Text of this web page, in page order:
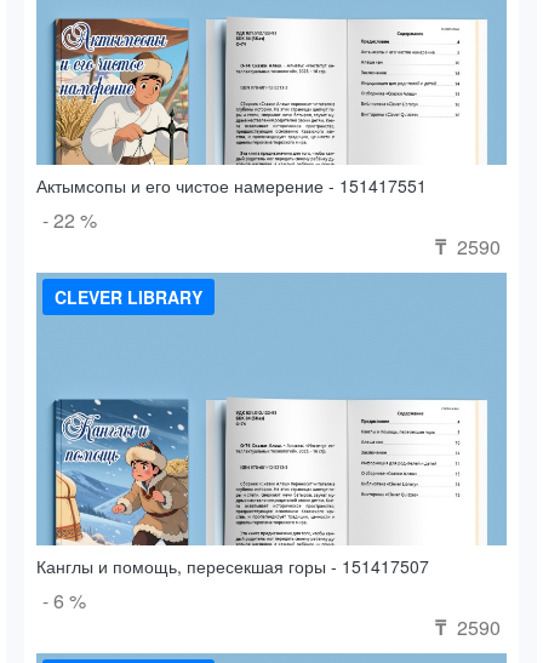
Актымсопы и его чистое намерение - 151417551
- 22 %
₸ 2590
CLEVER LIBRARY
Канглы и помощь, пересекшая горы - 151417507
- 6 %
₸ 2590